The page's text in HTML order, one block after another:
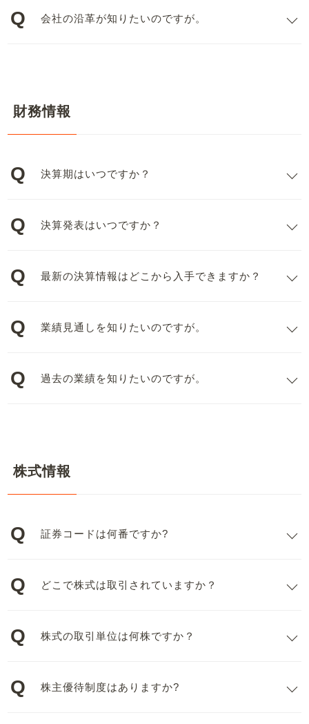
会社の沿革が知りたいのですが。
財務情報
決算期はいつですか？
決算発表はいつですか？
最新の決算情報はどこから入手できますか？
業績見通しを知りたいのですが。
過去の業績を知りたいのですが。
株式情報
証券コードは何番ですか?
どこで株式は取引されていますか？
株式の取引単位は何株ですか？
株主優待制度はありますか?